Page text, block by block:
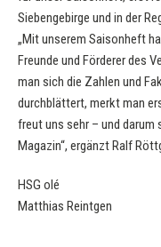
Siebengebirge und in der
„Mit unserem Saisonheft
Freunde und Förderer des
man sich die Zahlen und
durchblättert, merkt man
freut uns sehr – und
Magazin“, ergänzt Ralf
HSG olé
Matthias Reintgen